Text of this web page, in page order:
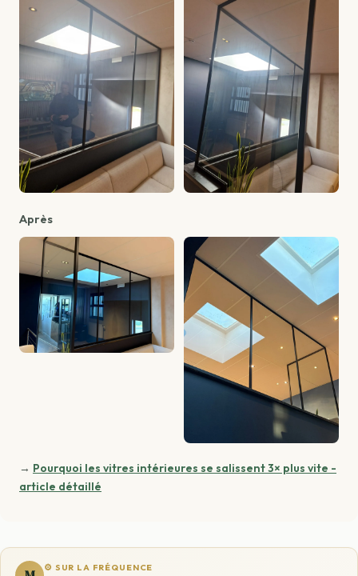
Après
→ Pourquoi les vitres intérieures se salissent 3× plus vite -
article détaillé
⚙️ SUR LA FRÉQUENCE